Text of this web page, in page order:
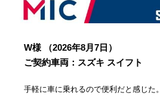
W様
（2026年8月7日）
ご契約車両：スズキ スイフト
手軽に車に乗れるので便利だと感じた。